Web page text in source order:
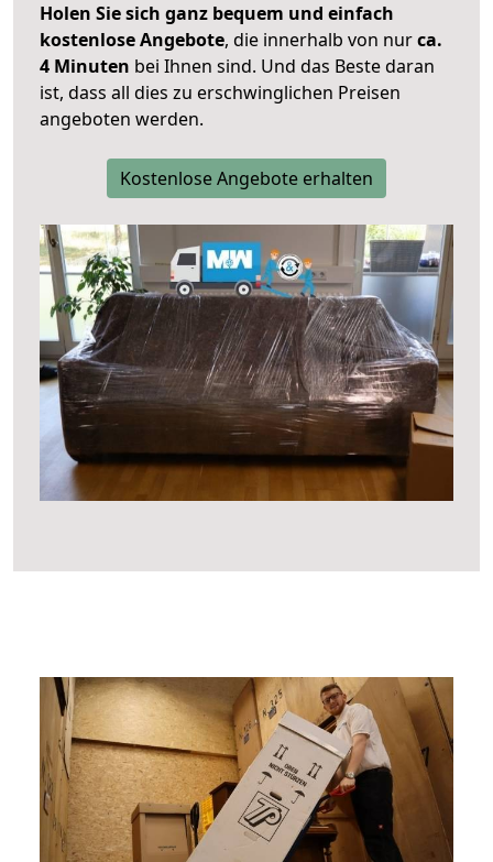
Holen Sie sich ganz bequem und einfach
kostenlose Angebote, die innerhalb von nurca.
4 Minuten bei Ihnen sind. Und das Beste daran
ist, dass all dies zu erschwinglichen Preisen
angeboten werden.
Kostenlose Angebote erhalten